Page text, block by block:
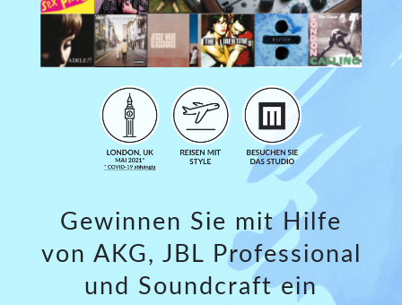
Gewinnen Sie mit Hilfe
von AKG, JBL Professional
und Soundcraft ein